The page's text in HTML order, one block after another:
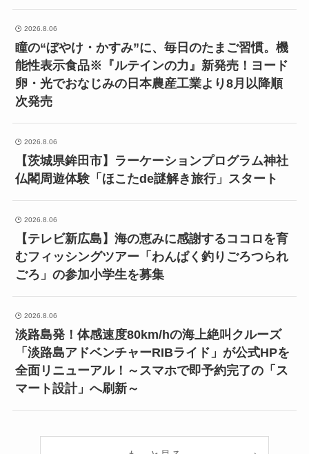
2026.8.06
瞳の“ぼやけ・かすみ”に、毎日のたまご習慣。機
能性表示食品※『ルテインの力』新発売！ヨード
卵・光でおなじみの日本農産工業より8月以降順
次発売
2026.8.06
【茨城県鉾田市】ラーケーションプログラム神社
仏閣周遊体験「ほこたde謎解き旅行」スタート
2026.8.06
【テレビ新広島】海の恵みに感謝するココロを育
むフィッシングツアー「わんぱく釣りごろつられ
ごろ」の参加小学生を募集
2026.8.06
淡路島発！体感速度80km/hの海上絶叫クルーズ
「淡路島アドベンチャーRIBライド」が公式HPを
全面リニューアル！～スマホで即予約完了の「ス
マート設計」へ刷新～